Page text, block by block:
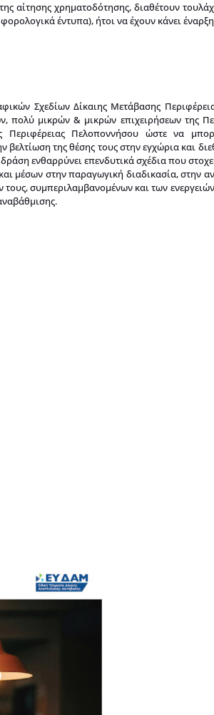
αίτησης χρηματοδότησης, διαθέτουν
έντυπα), ήτοι να έχουν κάνει
Σχεδίων Δίκαιης Μετάβασης
πολύ μικρών & μικρών επιχειρήσεων της
Περιφέρειας Πελοποννήσου ώστε να
βελτίωση της θέσης τους στην εγχώρια και
ενθαρρύνει επενδυτικά σχέδια που
μέσων στην παραγωγική διαδικασία, στην
συμπεριλαμβανομένων και των